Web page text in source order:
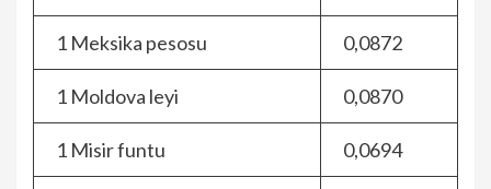
1 Meksika pesosu 0,0872
1 Moldova leyi 0,0870
1 Misir funtu 0,0694